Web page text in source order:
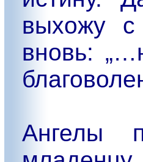
выхожу с
вновь:
Ангелы